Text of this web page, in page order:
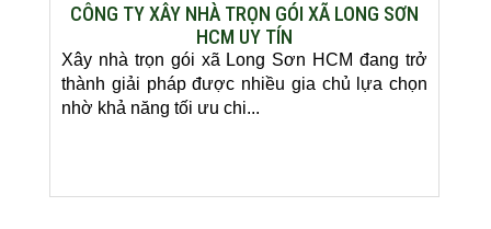
CÔNG TY XÂY NHÀ TRỌN GÓI XÃ LONG SƠN
HCM UY TÍN
Xây nhà trọn gói xã Long Sơn HCM đang trở
thành giải pháp được nhiều gia chủ lựa chọn
nhờ khả năng tối ưu chi...